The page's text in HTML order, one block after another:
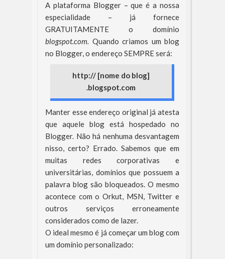
A plataforma Blogger – que é a nossa
especialidade – já fornece
GRATUITAMENTE o domínio
blogspot.com. Quando criamos um blog
no Blogger, o endereço SEMPRE será:
http:// [nome do blog]
.blogspot.com
Manter esse endereço original já atesta
que aquele blog está hospedado no
Blogger. Não há nenhuma desvantagem
nisso, certo? Errado. Sabemos que em
muitas redes corporativas e
universitárias, domínios que possuem a
palavra blog são bloqueados. O mesmo
acontece com o Orkut, MSN, Twitter e
outros serviços erroneamente
considerados como de lazer.
O ideal mesmo é já começar um blog com
um domínio personalizado: